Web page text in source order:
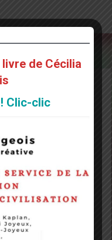
de Cécilia
Clic-clic